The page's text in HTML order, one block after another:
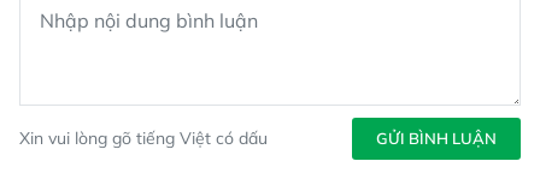
Xin vui lòng gõ tiếng Việt có dấu GỬI BÌNH LUẬN